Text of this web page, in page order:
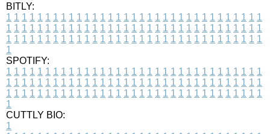
BITLY:
1 1 1 1 1 1 1 1 1 1 1 1 1 1 1 1 1 1 1 1 1 1 1 1 1 1 1 1 1 1 1 1 1
1 1 1 1 1 1 1 1 1 1 1 1 1 1 1 1 1 1 1 1 1 1 1 1 1 1 1 1 1 1 1 1 1
1 1 1 1 1 1 1 1 1 1 1 1 1 1 1 1 1 1 1 1 1 1 1 1 1 1 1 1 1 1 1 1 1
1
SPOTIFY:
1 1 1 1 1 1 1 1 1 1 1 1 1 1 1 1 1 1 1 1 1 1 1 1 1 1 1 1 1 1 1 1 1
1 1 1 1 1 1 1 1 1 1 1 1 1 1 1 1 1 1 1 1 1 1 1 1 1 1 1 1 1 1 1 1 1
1 1 1 1 1 1 1 1 1 1 1 1 1 1 1 1 1 1 1 1 1 1 1 1 1 1 1 1 1 1 1 1 1
1
CUTTLY BIO:
1